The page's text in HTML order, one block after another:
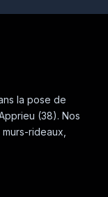
la pose de
(38). Nos
rideaux,